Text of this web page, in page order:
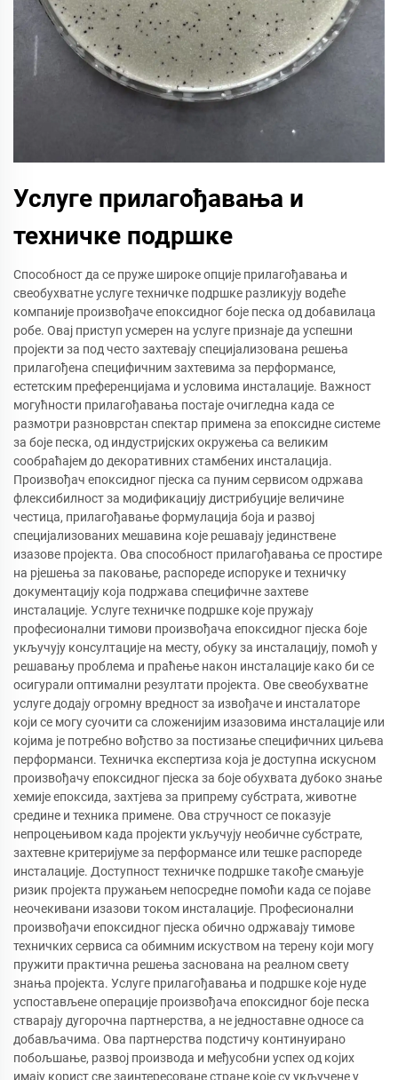
Услуге прилагођавања и
техничке подршке
Способност да се пруже широке опције прилагођавања и
свеобухватне услуге техничке подршке разликују водеће
компаније произвођаче епоксидног боје песка од добавилаца
робе. Овај приступ усмерен на услуге признаје да успешни
пројекти за под често захтевају специјализована решења
прилагођена специфичним захтевима за перформансе,
естетским преференцијама и условима инсталације. Важност
могућности прилагођавања постаје очигледна када се
размотри разноврстан спектар примена за епоксидне системе
за боје песка, од индустријских окружења са великим
сообраћајем до декоративних стамбених инсталација.
Произвођач епоксидног пјеска са пуним сервисом одржава
флексибилност за модификацију дистрибуције величине
честица, прилагођавање формулација боја и развој
специјализованих мешавина које решавају јединствене
изазове пројекта. Ова способност прилагођавања се простире
на рјешења за паковање, распореде испоруке и техничку
документацију која подржава специфичне захтеве
инсталације. Услуге техничке подршке које пружају
професионални тимови произвођача епоксидног пјеска боје
укључују консултације на месту, обуку за инсталацију, помоћ у
решавању проблема и праћење након инсталације како би се
осигурали оптимални резултати пројекта. Ове свеобухватне
услуге додају огромну вредност за извођаче и инсталаторе
који се могу суочити са сложенијим изазовима инсталације или
којима је потребно вођство за постизање специфичних циљева
перформанси. Техничка експертиза која је доступна искусном
произвођачу епоксидног пјеска за боје обухвата дубоко знање
хемије епоксида, захтјева за припрему субстрата, животне
средине и техника примене. Ова стручност се показује
непроцењивом када пројекти укључују необичне субстрате,
захтевне критеријуме за перформансе или тешке распореде
инсталације. Доступност техничке подршке такође смањује
ризик пројекта пружањем непосредне помоћи када се појаве
неочекивани изазови током инсталације. Професионални
произвођачи епоксидног пјеска обично одржавају тимове
техничких сервиса са обимним искуством на терену који могу
пружити практична решења заснована на реалном свету
знања пројекта. Услуге прилагођавања и подршке које нуде
успостављене операције произвођача епоксидног боје песка
стварају дугорочна партнерства, а не једноставне односе са
добављачима. Ова партнерства подстичу континуирано
побољшање, развој производа и међусобни успех од којих
имају корист све заинтересоване стране које су укључене у